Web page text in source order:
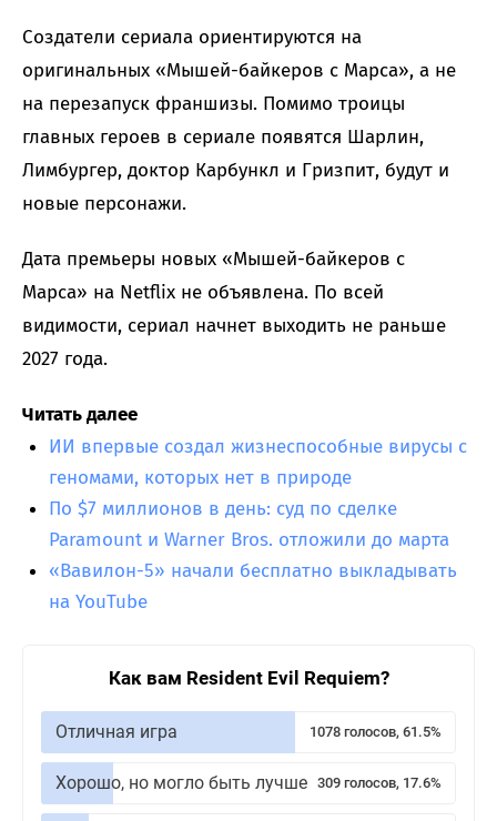
Создатели сериала ориентируются на
оригинальных «Мышей-байкеров с Марса», а не
на перезапуск франшизы. Помимо троицы
главных героев в сериале появятся Шарлин,
Лимбургер, доктор Карбункл и Гризпит, будут и
новые персонажи.
Дата премьеры новых «Мышей-байкеров с
Марса» на Netflix не объявлена. По всей
видимости, сериал начнет выходить не раньше
2027 года.
Читать далее
ИИ впервые создал жизнеспособные вирусы с
геномами, которых нет в природе
По $7 миллионов в день: суд по сделке
Paramount и Warner Bros. отложили до марта
«Вавилон-5» начали бесплатно выкладывать
на YouTube
Как вам Resident Evil Requiem?
Отличная игра 1078 голосов, 61.5%
Хорошо, но могло быть лучше 309 голосов, 17.6%